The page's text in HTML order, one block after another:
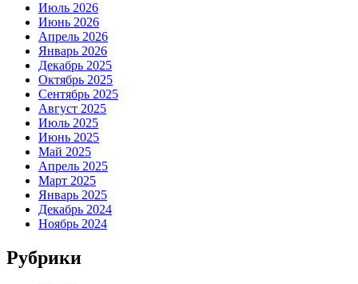
Июль 2026
Июнь 2026
Апрель 2026
Январь 2026
Декабрь 2025
Октябрь 2025
Сентябрь 2025
Август 2025
Июль 2025
Июнь 2025
Май 2025
Апрель 2025
Март 2025
Январь 2025
Декабрь 2024
Ноябрь 2024
Рубрики